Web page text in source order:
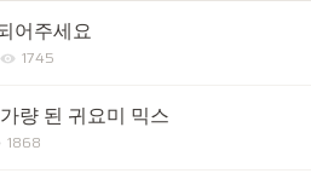
어주세요
1745
량 된 귀요미 믹스
1868